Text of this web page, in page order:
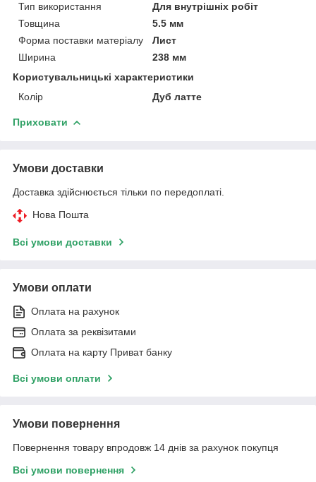
Тип використання
Для внутрішніх робіт
Товщина
5.5 мм
Форма поставки матеріалу
Лист
Ширина
238 мм
Користувальницькі характеристики
Колір
Дуб латте
Приховати
Умови доставки
Доставка здійснюється тільки по передоплаті.
Нова Пошта
Всі умови доставки
Умови оплати
Оплата на рахунок
Оплата за реквізитами
Оплата на карту Приват банку
Всі умови оплати
Умови повернення
Повернення товару впродовж 14 днів за рахунок покупця
Всі умови повернення